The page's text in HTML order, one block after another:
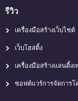
รีวิว
เครื่องมือสร้างเว็บไซต์
เว็บโฮสติ้ง
เครื่องมือสร้างแลนดิ้งเ
ซอฟต์แวร์การจัดการโ